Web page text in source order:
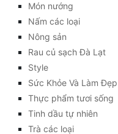
Món nướng
Nấm các loại
Nông sản
Rau củ sạch Đà Lạt
Style
Sức Khỏe Và Làm Đẹp
Thực phẩm tươi sống
Tinh dầu tự nhiên
Trà các loại